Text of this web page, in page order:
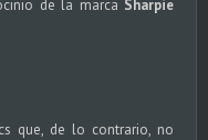
de la marca Sharpie
que, de lo contrario, no